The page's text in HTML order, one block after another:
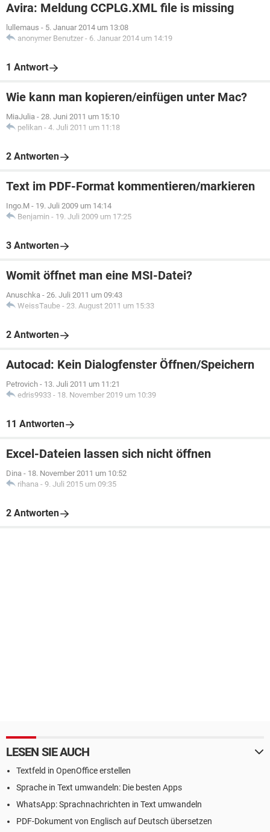
Avira: Meldung CCPLG.XML file is missing
lullemaus - 5. Januar 2014 um 13:08
anonymer Benutzer - 6. Januar 2014 um 14:19
1 Antwort
Wie kann man kopieren/einfügen unter Mac?
MiaJulia - 28. Juni 2011 um 15:10
pelikan - 4. Juli 2011 um 11:18
2 Antworten
Text im PDF-Format kommentieren/markieren
Ingo.M - 19. Juli 2009 um 14:14
Benjamin - 19. Juli 2009 um 17:25
3 Antworten
Womit öffnet man eine MSI-Datei?
Anuschka - 26. Juli 2011 um 09:43
WeissTaube - 23. August 2011 um 15:33
2 Antworten
Autocad: Kein Dialogfenster Öffnen/Speichern
Petrovich - 13. Juli 2011 um 11:21
edris9933 - 18. November 2019 um 10:39
11 Antworten
Excel-Dateien lassen sich nicht öffnen
Dina - 18. November 2011 um 10:52
rihana - 9. Juli 2015 um 09:35
2 Antworten
LESEN SIE AUCH
Textfeld in OpenOffice erstellen
Sprache in Text umwandeln: Die besten Apps
WhatsApp: Sprachnachrichten in Text umwandeln
PDF-Dokument von Englisch auf Deutsch übersetzen